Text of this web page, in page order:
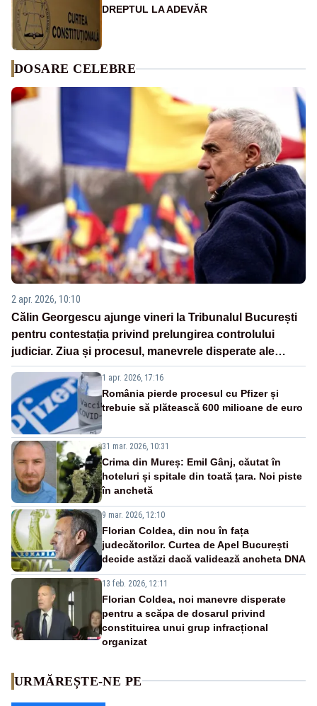
DREPTUL LA ADEVĂR
DOSARE CELEBRE
2 apr. 2026, 10:10
Călin Georgescu ajunge vineri la Tribunalul București
pentru contestația privind prelungirea controlului
judiciar. Ziua și procesul, manevrele disperate ale
Sistemului
1 apr. 2026, 17:16
România pierde procesul cu Pfizer și
trebuie să plătească 600 milioane de euro
31 mar. 2026, 10:31
Crima din Mureș: Emil Gânj, căutat în
hoteluri și spitale din toată țara. Noi piste
în anchetă
9 mar. 2026, 12:10
Florian Coldea, din nou în fața
judecătorilor. Curtea de Apel București
decide astăzi dacă validează ancheta DNA
13 feb. 2026, 12:11
Florian Coldea, noi manevre disperate
pentru a scăpa de dosarul privind
constituirea unui grup infracțional
organizat
URMĂREȘTE-NE PE